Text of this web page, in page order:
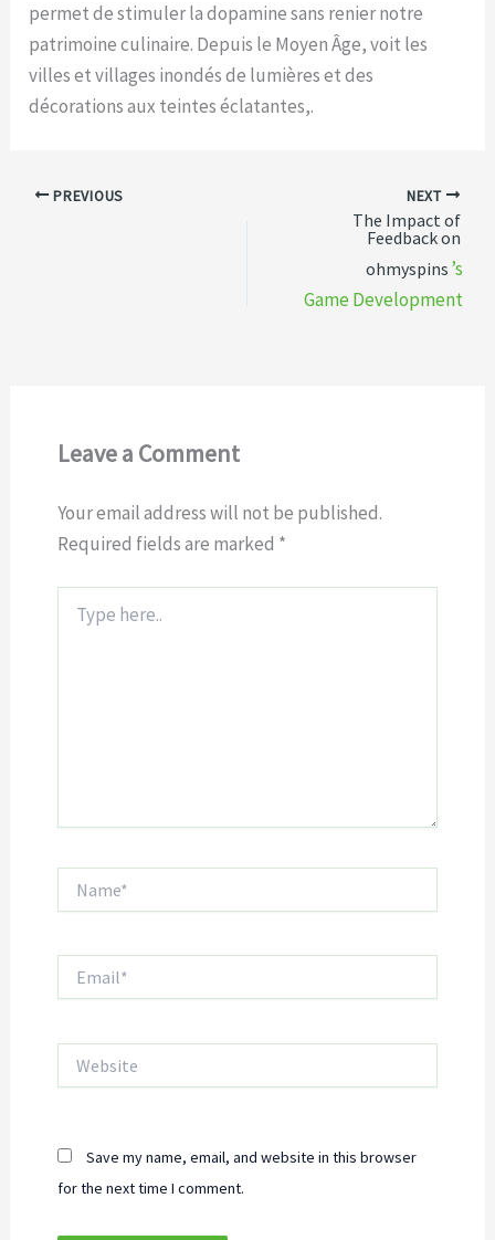
permet de stimuler la dopamine sans renier notre
patrimoine culinaire. Depuis le Moyen Âge, voit les
villes et villages inondés de lumières et des
décorations aux teintes éclatantes,.
PREVIOUS NEXT
The Impact of
Feedback on
ohmyspins ’s
Game Development
Leave a Comment
Your email address will not be published.
Required fields are marked *
here..
Save my name, email, and website in this browser
for the next time I comment.